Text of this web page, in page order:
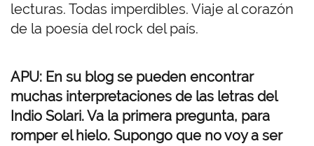
lecturas. Todas imperdibles. Viaje al corazón
de la poesía del rock del país.
APU: En su blog se pueden encontrar
muchas interpretaciones de las letras del
Indio Solari. Va la primera pregunta, para
romper el hielo. Supongo que no voy a ser